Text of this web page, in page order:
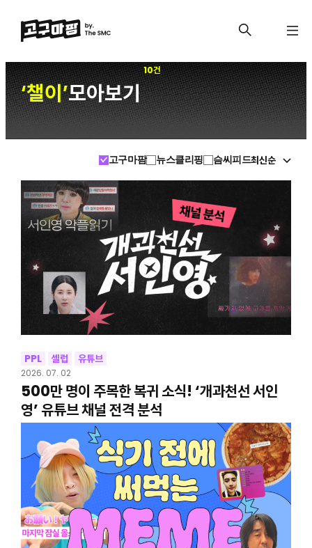
‘챌이’모아보기
10건
고구마팜 뉴스클리핑 슴씨피드최신순
PPL 셀럽 유튜브
2026. 07. 02
500만 명이 주목한 복귀 소식! ‘개과천선 서인
영’ 유튜브 채널 전격 분석